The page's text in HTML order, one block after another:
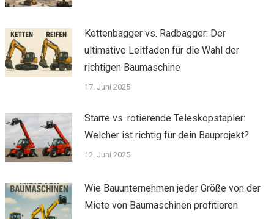
Kettenbagger vs. Radbagger: Der
ultimative Leitfaden für die Wahl der
richtigen Baumaschine
17. Juni 2025
Starre vs. rotierende Teleskopstapler:
Welcher ist richtig für dein Bauprojekt?
12. Juni 2025
Wie Bauunternehmen jeder Größe von der
Miete von Baumaschinen profitieren